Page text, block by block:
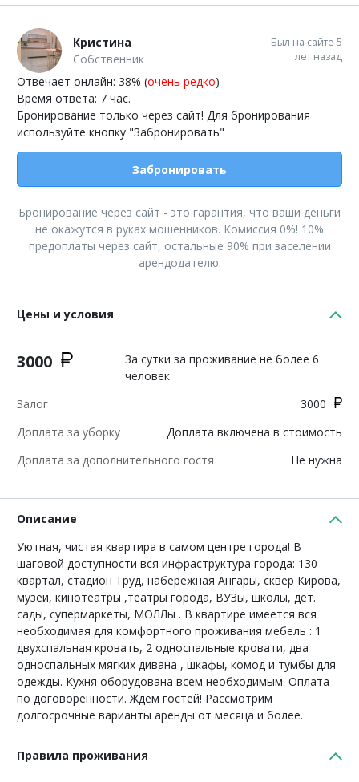
Кристина
Собственник
Был на сайте 5
лет назад
Отвечает онлайн: 38% (очень редко)
Время ответа: 7 час.
Бронирование только через сайт! Для бронирования
используйте кнопку "Забронировать"
Забронировать
Бронирование через сайт - это гарантия, что ваши деньги
не окажутся в руках мошенников. Комиссия 0%! 10%
предоплаты через сайт, остальные 90% при заселении
арендодателю.
Цены и условия
3000
За сутки за проживание не более 6
человек
Залог
3000
Доплата за уборку
Доплата включена в стоимость
Доплата за дополнительного гостя
Не нужна
Описание
Уютная, чистая квартира в самом центре города! В
шаговой доступности вся инфраструктура города: 130
квартал, стадион Труд, набережная Ангары, сквер Кирова,
музеи, кинотеатры ,театры города, ВУЗы, школы, дет.
сады, супермаркеты, МОЛЛы . В квартире имеется вся
необходимая для комфортного проживания мебель : 1
двухспальная кровать, 2 односпальные кровати, два
односпальных мягких дивана , шкафы, комод и тумбы для
одежды. Кухня оборудована всем необходимым. Оплата
по договоренности. Ждем гостей! Рассмотрим
долгосрочные варианты аренды от месяца и более.
Правила проживания